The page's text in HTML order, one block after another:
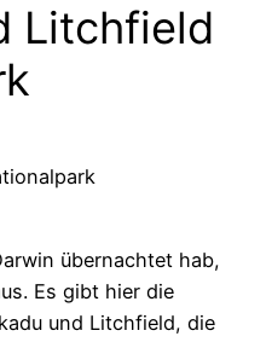
Litchfield
übernachtet hab,
Es gibt hier die
und Litchfield, die